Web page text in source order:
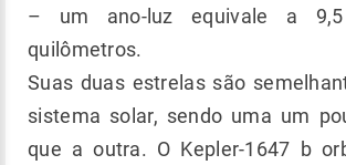
– um ano-luz equivale a
quilômetros.
Suas duas estrelas são
sistema solar, sendo uma um
que a outra. O Kepler-1647 b